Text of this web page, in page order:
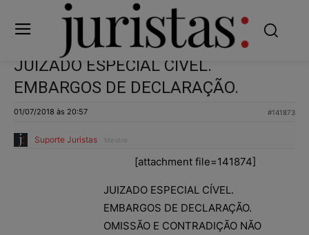
JUIZADO ESPECIAL CÍVEL.
EMBARGOS DE DECLARAÇÃO.
01/07/2018 às 20:57 #141873
Suporte Juristas Mestre
[attachment file=141874]
JUIZADO ESPECIAL CÍVEL.
EMBARGOS DE DECLARAÇÃO.
OMISSÃO E CONTRADIÇÃO NÃO